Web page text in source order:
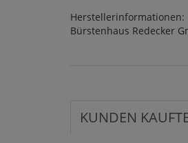
Herstellerinformationen:
Bürstenhaus Redecker
KUNDEN